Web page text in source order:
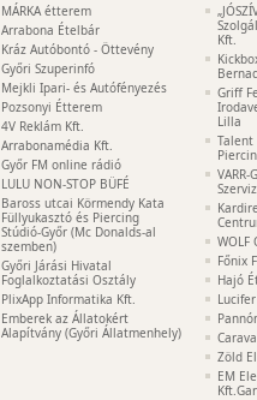
MÁRKA étterem
Arrabona Ételbár
Kráz Autóbontó - Öttevény
Győri Szuperinfó
Mejkli Ipari- és Autófényezés
Pozsonyi Étterem
4V Reklám Kft.
Arrabonamédia Kft.
Győr FM online rádió
LULU NON-STOP BÜFÉ
Baross utcai Körmendy Kata
Füllyukasztó és Piercing
Stúdió-Győr (Mc Donalds-al
szemben)
Győri Járási Hivatal
Foglalkoztatási Osztály
PlixApp Informatika Kft.
Emberek az Állatokért
Alapítvány (Győri Állatmenhely)
Kft.
Griff
Lilla
Talent
WOLF
Főnix
Hajó
Zöld
EM